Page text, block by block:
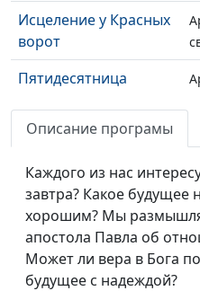
Исцеление у Красных
ворот
Пятидесятница
Вы примете Святого
Иоанн Креститель
Пост как средство
возрождения
Описание програмы
Каждого из нас
завтра? Какое будущее
хорошим? Мы
апостола Павла об
Может ли вера в Бога
будущее с надеждой?